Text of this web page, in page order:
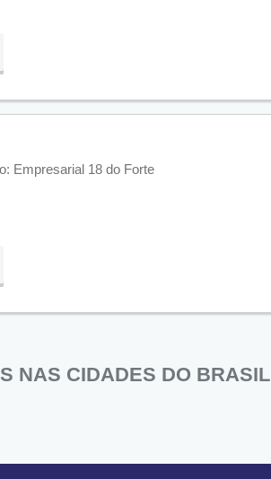
Empresarial 18 do Forte
NAS CIDADES DO BRASIL